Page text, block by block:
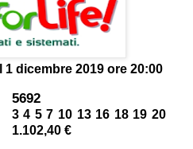
1 dicembre 2019 ore 20:00
5692
3 4 5 7 10 13 16 18 19 20
1.102,40 €